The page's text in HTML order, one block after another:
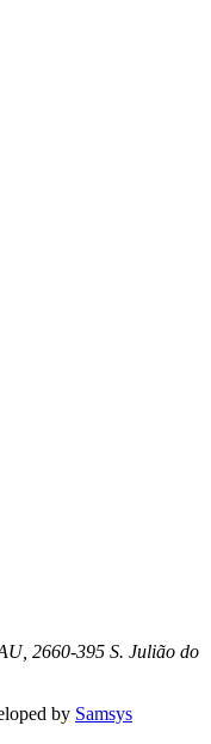
2660-395 S. Julião do
by Samsys